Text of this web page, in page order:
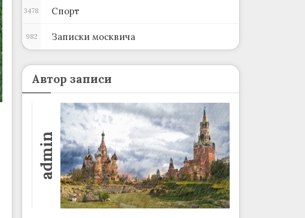
Спорт
3478
Записки москвича
982
Автор записи
admin